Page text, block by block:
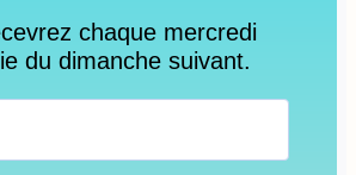
chaque mercredi
du dimanche suivant.